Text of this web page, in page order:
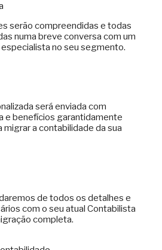
serão compreendidas e todas
numa breve conversa com um
no seu segmento.
será enviada com
e benefícios garantidamente
migrar a contabilidade da sua
de todos os detalhes e
com o seu atual Contabilista
completa.